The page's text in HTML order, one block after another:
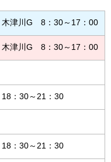
木津川G 8：30～17：00
木津川G 8：30～17：00
18：30～21：30
18：30～21：30